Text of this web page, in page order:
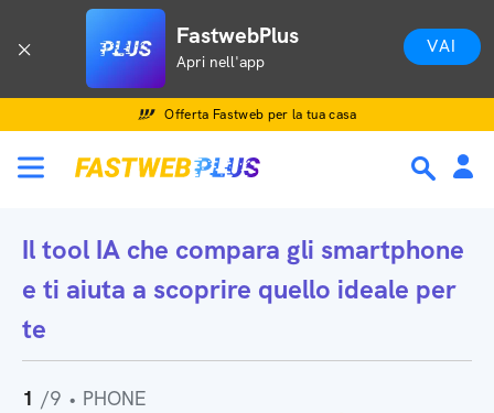
FastwebPlus
Apri nell'app
VAI
Offerta Fastweb per la tua casa
Il tool IA che compara gli smartphone
e ti aiuta a scoprire quello ideale per
te
1 /9 • PHONE